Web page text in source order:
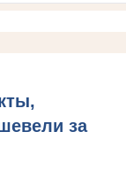
за